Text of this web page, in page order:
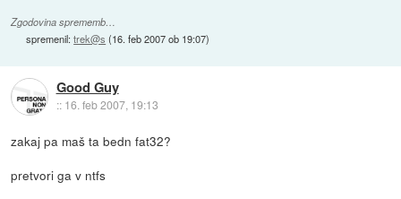
Zgodovina sprememb…
spremenil:trek@s (16. feb 2007 ob 19:07)
Good Guy
:: 16. feb 2007, 19:13
zakaj pa maš ta bedn fat32?
pretvori ga v ntfs